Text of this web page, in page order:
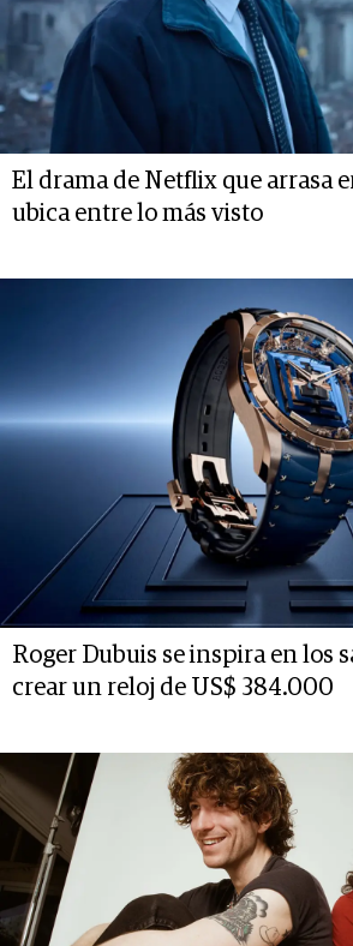
El drama de Netflix que arrasa
ubica entre lo más visto
Roger Dubuis se inspira en los
crear un reloj de US$ 384.000